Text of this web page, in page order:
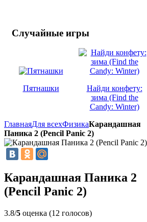
Случайные игры
Пятнашки
Найди конфету:
зима (Find the
Candy: Winter)
ГлавнаяДля всехФизикаКарандашная
Паника 2 (Pencil Panic 2)
Карандашная Паника 2
(Pencil Panic 2)
3.8/5 оценка (12 голосов)